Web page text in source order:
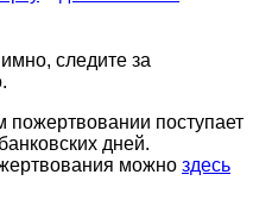
следите за
поступает
дней.
можно здесь